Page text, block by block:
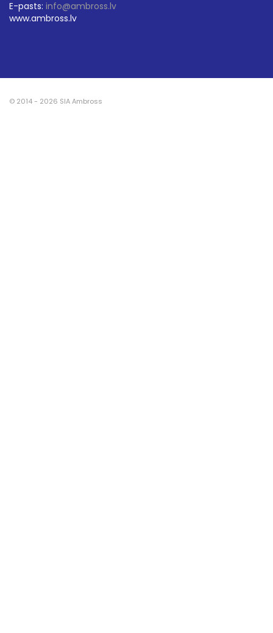
E-pasts: info@ambross.lv
www.ambross.lv
© 2014 - 2026 SIA Ambross